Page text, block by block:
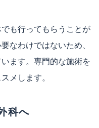
も行ってもらうことが
なわけではないため、
ます。専門的な施術を
メします。
科へ